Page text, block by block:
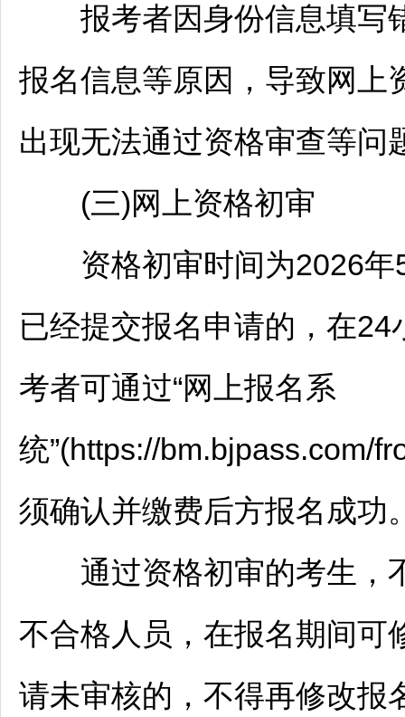
报考者因身份信息填写
报名信息等原因，导致网上
出现无法通过资格审查等问
(三)网上资格初审
资格初审时间为2026年5
已经提交报名申请的，在
考者可通过“网上报名系
统”(https://bm.bjpass.com/
须确认并缴费后方报名成功
通过资格初审的考生，
不合格人员，在报名期间可
请未审核的，不得再修改报